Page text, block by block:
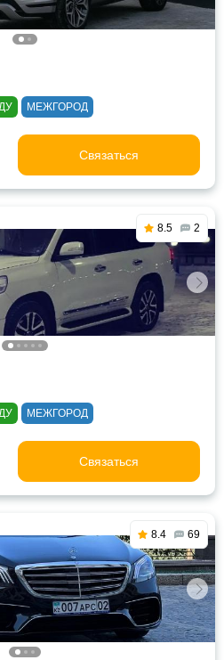
МЕЖГОРОД
Связаться
8.5 2
МЕЖГОРОД
Связаться
8.4 69